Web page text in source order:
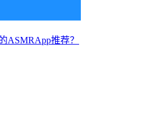
ASMRApp推荐？